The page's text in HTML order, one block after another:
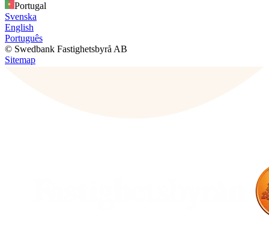
Portugal
Svenska
English
Português
© Swedbank Fastighetsbyrå AB
Sitemap